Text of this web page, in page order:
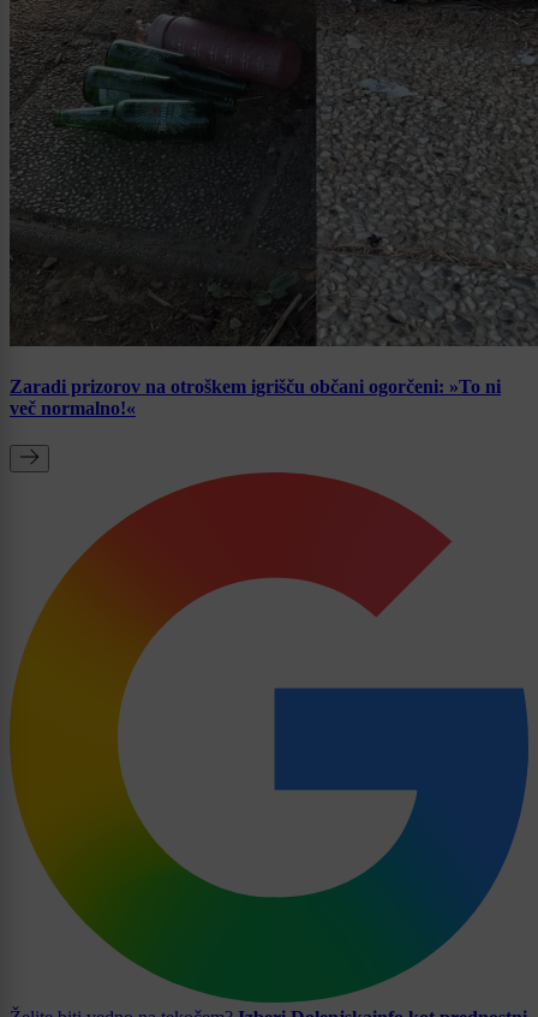
Zaradi prizorov na otroškem igrišču občani ogorčeni: »To ni
več normalno!«